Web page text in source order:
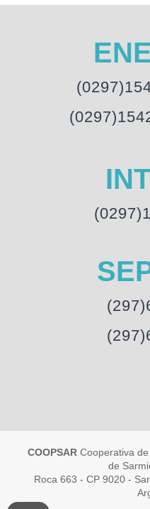
COOPSARCooperativa de
de
Roca 663 - CP 9020 -